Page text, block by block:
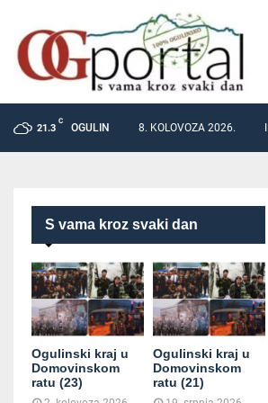
21.3
C
OGULIN 8. KOLOVOZA 2026.
S vama kroz svaki dan
Ogulinski kraj u
Domovinskom
ratu (23)
Ogulinski kraj u
Domovinskom
ratu (21)